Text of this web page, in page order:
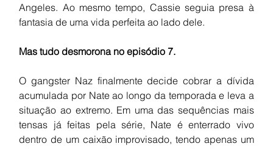
Angeles. Ao mesmo tempo, Cassie seguia presa à
fantasia de uma vida perfeita ao lado dele.
Mas tudo desmorona no episódio 7.
O gangster Naz finalmente decide cobrar a dívida
acumulada por Nate ao longo da temporada e leva a
situação ao extremo. Em uma das sequências mais
tensas já feitas pela série, Nate é enterrado vivo
dentro de um caixão improvisado, tendo apenas um